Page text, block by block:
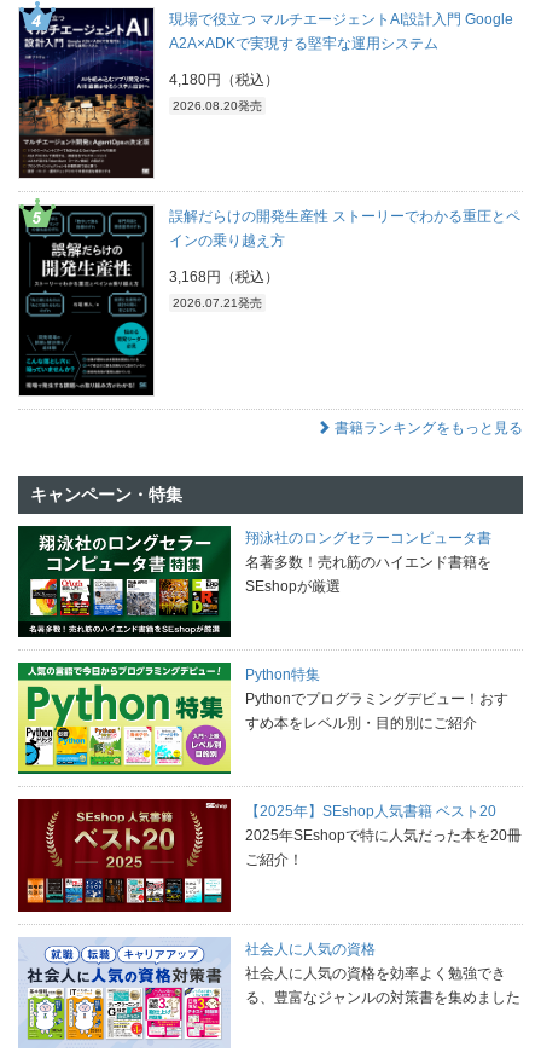
現場で役立つ マルチエージェントAI設計入門 Google
A2A×ADKで実現する堅牢な運用システム
4,180円（税込）
2026.08.20発売
誤解だらけの開発生産性 ストーリーでわかる重圧とペ
インの乗り越え方
3,168円（税込）
2026.07.21発売
書籍ランキングをもっと見る
キャンペーン・特集
翔泳社のロングセラーコンピュータ書
名著多数！売れ筋のハイエンド書籍を
SEshopが厳選
Python特集
Pythonでプログラミングデビュー！おす
すめ本をレベル別・目的別にご紹介
【2025年】SEshop人気書籍 ベスト20
2025年SEshopで特に人気だった本を20冊
ご紹介！
社会人に人気の資格
社会人に人気の資格を効率よく勉強でき
る、豊富なジャンルの対策書を集めました